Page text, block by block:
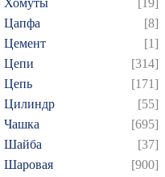
Хомуты
[19]
Цапфа
[8]
Цемент
[1]
Цепи
[314]
Цепь
[171]
Цилиндр
[55]
Чашка
[695]
Шайба
[37]
Шаровая
[900]